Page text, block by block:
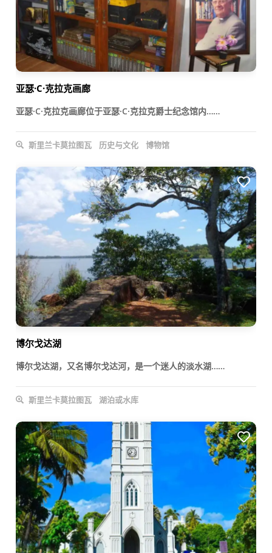
亚瑟·C·克拉克画廊
亚瑟·C·克拉克画廊位于亚瑟·C·克拉克爵士纪念馆内……
斯里兰卡莫拉图瓦 历史与文化 博物馆
博尔戈达湖
博尔戈达湖，又名博尔戈达河，是一个迷人的淡水湖……
斯里兰卡莫拉图瓦 湖泊或水库